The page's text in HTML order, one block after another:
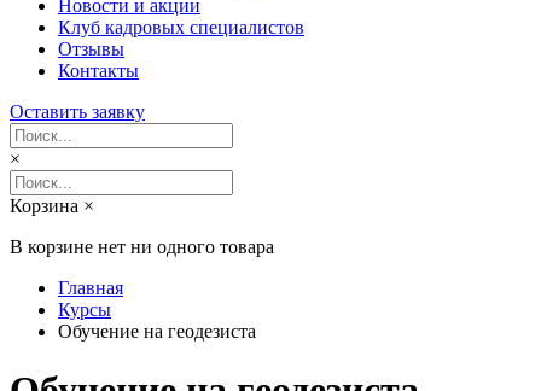
Новости и акции
Клуб кадровых специалистов
Отзывы
Контакты
Оставить заявку
×
Корзина ×
В корзине нет ни одного товара
Главная
Курсы
Обучение на геодезиста